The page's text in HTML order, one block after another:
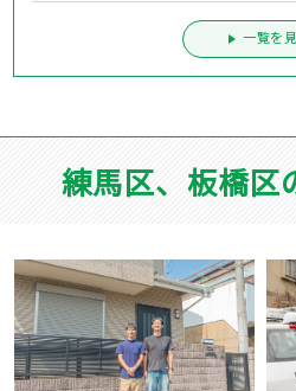
一覧を
練馬区、板橋区